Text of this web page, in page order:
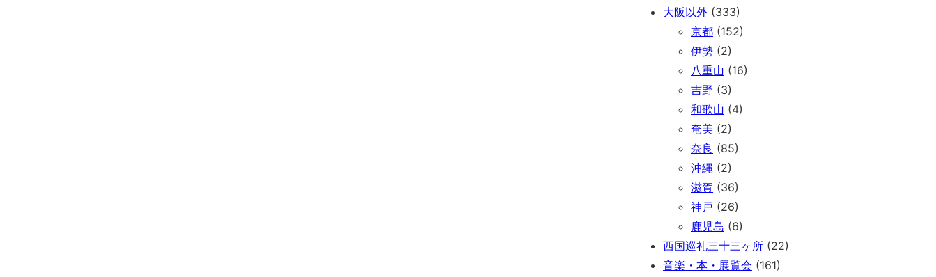
大阪以外 (333)
京都 (152)
伊勢 (2)
八重山 (16)
吉野 (3)
和歌山 (4)
奄美 (2)
奈良 (85)
沖縄 (2)
滋賀 (36)
神戸 (26)
鹿児島 (6)
西国巡礼三十三ヶ所 (22)
音楽・本・展覧会 (161)